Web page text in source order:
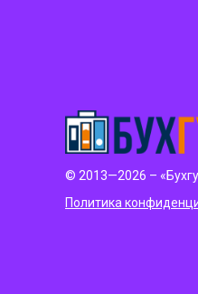
© 2013—2026 –
Политика